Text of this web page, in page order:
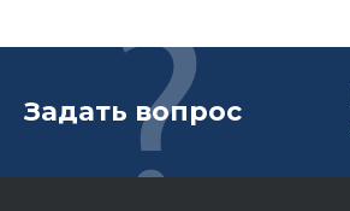
Задать вопрос